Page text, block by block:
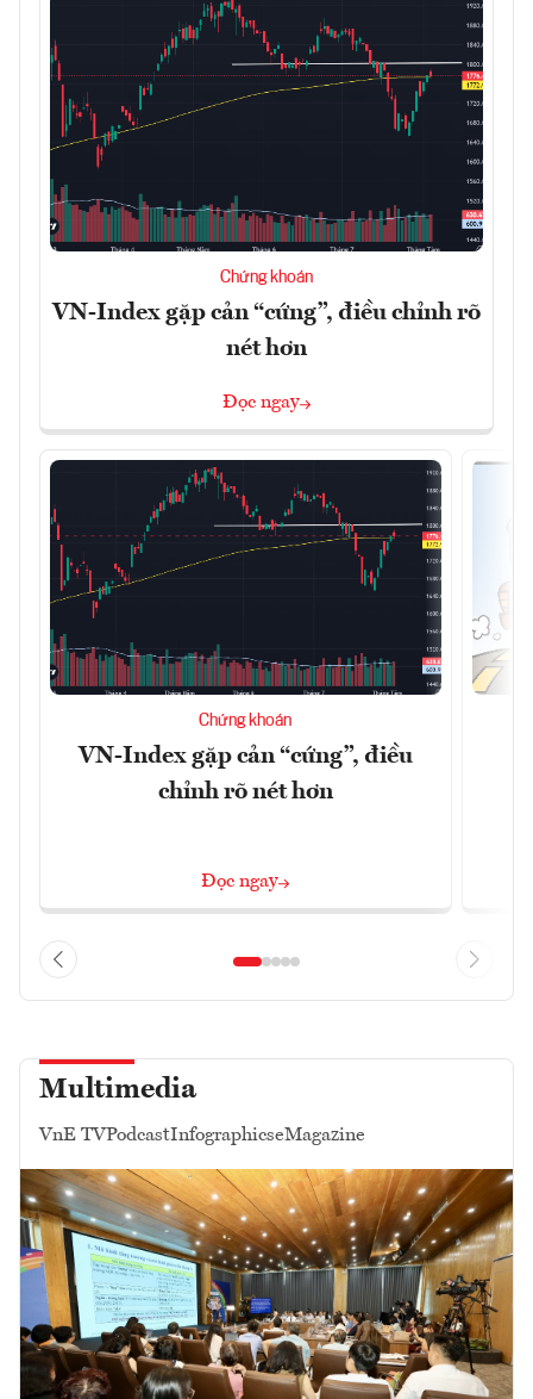
Chứng khoán
VN-Index gặp cản “cứng”, điều chỉnh rõ
nét hơn
Đọc ngay
Chứng khoán
VN-Index gặp cản “cứng”, điều
chỉnh rõ nét hơn
Đọc ngay
Multimedia
VnE TVPodcastInfographicseMagazine